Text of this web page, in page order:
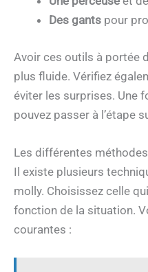
Des gants pour
Avoir ces outils à portée
plus fluide. Vérifiez
éviter les surprises. Une
pouvez passer à l’étape
Les différentes
Il existe plusieurs
molly. Choisissez celle
fonction de la situation.
courantes :